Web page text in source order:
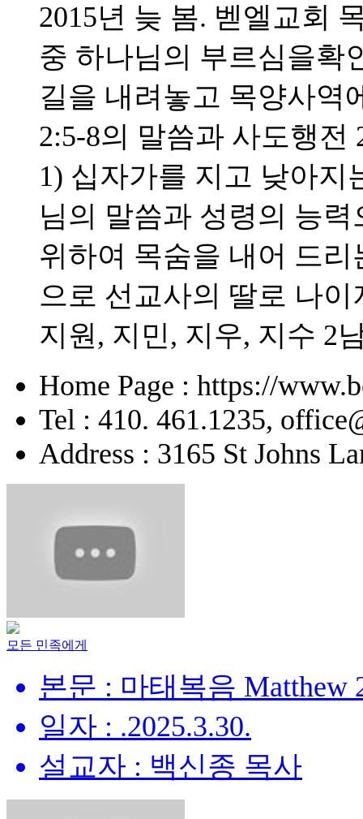
2015년 늦 봄. 벧엘교회
중 하나님의 부르심을확
길을 내려놓고 목양사역
2:5-8의 말씀과 사도행전
1) 십자가를 지고 낮아지
님의 말씀과 성령의 능
위하여 목숨을 내어 드
으로 선교사의 딸로 나
지원, 지민, 지우, 지수 2
Home Page : https://
Tel : 410. 461.1235,
Address : 3165 St Johns
모든 민족에게
본문 : 마태복음 Matthew
일자 : .2025.3.30.
설교자 : 백신종 목사